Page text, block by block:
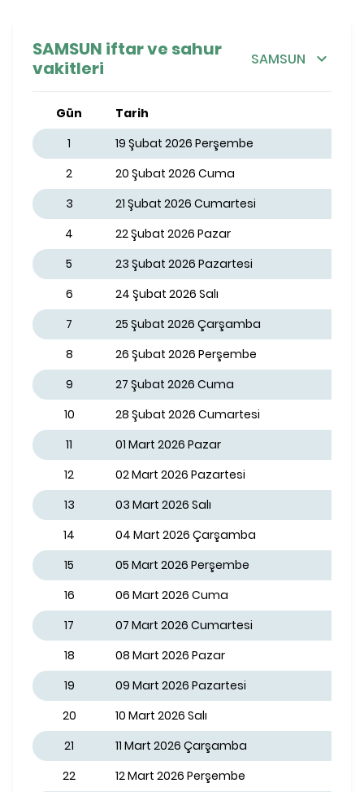
SAMSUN iftar ve sahur
vakitleri
SAMSUN
Gün Tarih
1
19 Şubat 2026 Perşembe
2
20 Şubat 2026 Cuma
3
21 Şubat 2026 Cumartesi
4
22 Şubat 2026 Pazar
5
23 Şubat 2026 Pazartesi
6
24 Şubat 2026 Salı
7
25 Şubat 2026 Çarşamba
8
26 Şubat 2026 Perşembe
9
27 Şubat 2026 Cuma
10
28 Şubat 2026 Cumartesi
11
01 Mart 2026 Pazar
12
02 Mart 2026 Pazartesi
13
03 Mart 2026 Salı
14
04 Mart 2026 Çarşamba
15
05 Mart 2026 Perşembe
16
06 Mart 2026 Cuma
17
07 Mart 2026 Cumartesi
18
08 Mart 2026 Pazar
19
09 Mart 2026 Pazartesi
20
10 Mart 2026 Salı
21
11 Mart 2026 Çarşamba
22
12 Mart 2026 Perşembe